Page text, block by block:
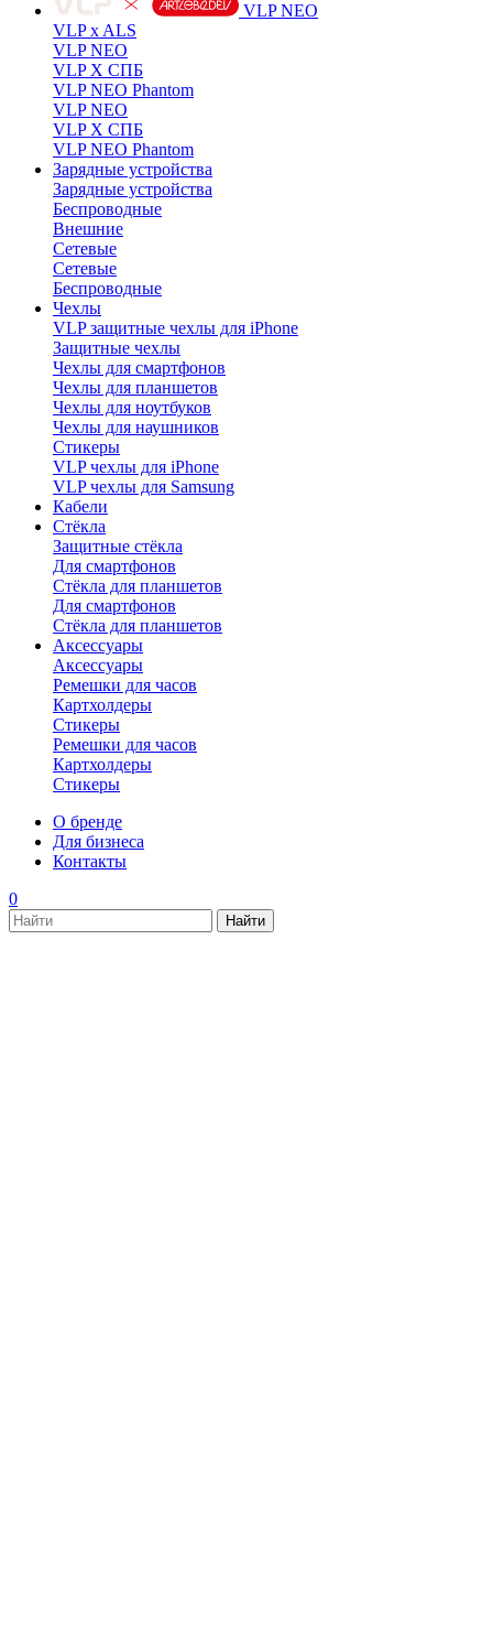
VLP NEO
VLP x ALS
VLP NEO
VLP X СПБ
VLP NEO Phantom
VLP NEO
VLP X СПБ
VLP NEO Phantom
Зарядные устройства
Зарядные устройства
Беспроводные
Внешние
Сетевые
Сетевые
Беспроводные
Чехлы
VLP защитные чехлы для iPhone
Защитные чехлы
Чехлы для смартфонов
Чехлы для планшетов
Чехлы для ноутбуков
Чехлы для наушников
Стикеры
VLP чехлы для iPhone
VLP чехлы для Samsung
Кабели
Стёкла
Защитные стёкла
Для смартфонов
Стёкла для планшетов
Для смартфонов
Стёкла для планшетов
Аксессуары
Аксессуары
Ремешки для часов
Картхолдеры
Стикеры
Ремешки для часов
Картхолдеры
Стикеры
О бренде
Для бизнеса
Контакты
0